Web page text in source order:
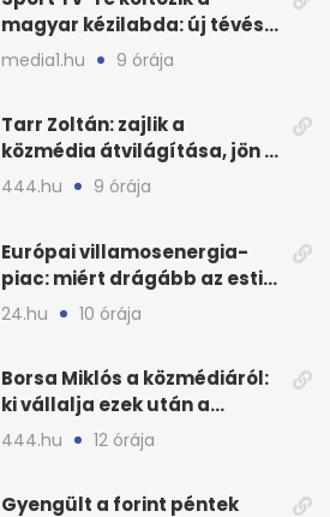
magyar kézilabda: új tévés
megállapodás
media1.hu 9 órája
Tarr Zoltán: zajlik a
közmédia átvilágítása, jön a
nyilvános véleményezés
444.hu 9 órája
Európai villamosenergia-
piac: miért drágább az esti
áram Magyarországon
24.hu 10 órája
Borsa Miklós a közmédiáról:
ki vállalja ezek után a
munkát?
444.hu 12 órája
Gyengült a forint péntek